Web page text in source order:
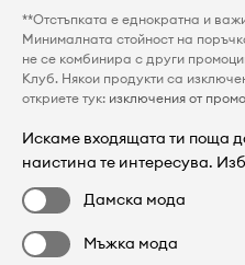
**Отстъпката е еднократна и
Минималната стойност на
не се комбинира с други
Клуб. Някои продукти са
откриете тук: изключения от
Искаме входящата ти поща
наистина те интересува.
Дамска мода
Мъжка мода